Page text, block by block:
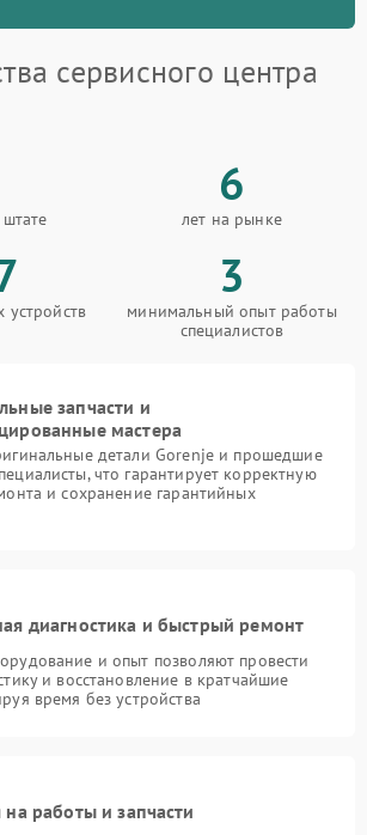
сервисного центра
6
лет на рынке
3
минимальный опыт работы
специалистов
запчасти и
мастера
детали Gorenje и прошедшие
что гарантирует корректную
и сохранение гарантийных
диагностика и быстрый ремонт
и опыт позволяют провести
и восстановление в кратчайшие
время без устройства
на работы и запчасти